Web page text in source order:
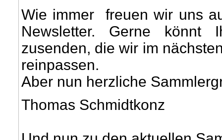
Wie immer freuen wir uns
Newsletter. Gerne könnt
zusenden, die wir im
reinpassen.
Aber nun herzliche
Thomas Schmidtkonz